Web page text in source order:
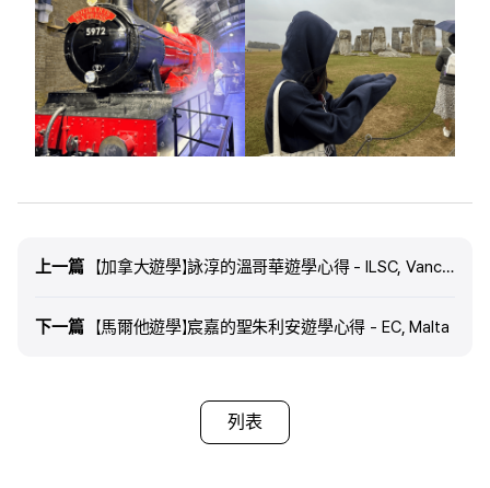
上一篇 上一篇
【加拿大遊學】詠淳的溫哥華遊學心得 - ILSC, Vancouver
下一篇 下一篇
【馬爾他遊學】宸嘉的聖朱利安遊學心得 - EC, Malta
列表